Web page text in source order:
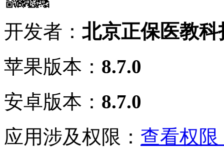
开发者： 北京正保医教
苹果版本： 8.7.0
安卓版本： 8.7.0
应用涉及权限： 查看权限